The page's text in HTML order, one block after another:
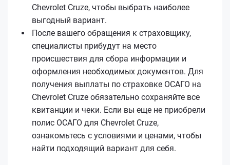
Chevrolet Cruze, чтобы выбрать наиболее
выгодный вариант.
После вашего обращения к страховщику,
специалисты прибудут на место
происшествия для сбора информации и
оформления необходимых документов. Для
получения выплаты по страховке ОСАГО на
Chevrolet Cruze обязательно сохраняйте все
квитанции и чеки. Если вы еще не приобрели
полис ОСАГО для Chevrolet Cruze,
ознакомьтесь с условиями и ценами, чтобы
найти подходящий вариант для себя.